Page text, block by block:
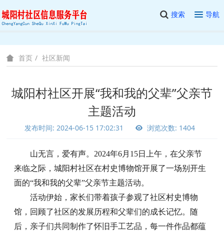
搜索 导航
首页 社区新闻
城阳村社区开展“我和我的父辈”父亲节
主题活动
发布时间: 2024-06-15 17:02:31 浏览次数: 1404
山无言，爱有声。 2024年6月15日上午 ，在父亲节
来临之际，城阳村社区在村史博物馆开展了一场别开生
面的“我和我的父辈”父亲节主题活动。
活动伊始，家长们带着孩子参观了社区村史博物
馆，回顾了社区的发展历程和父辈们的成长记忆。随
后，亲子们共同制作了怀旧手工艺品，每一件作品都蕴